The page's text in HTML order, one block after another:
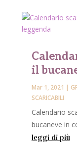
il
Mar 1, 2021 |
SCARICABILI
Calendario
bucaneve in
leggi di più